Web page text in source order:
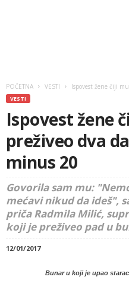
POČETNA VESTI Ispovest žene čiji
VESTI
Ispovest žene
preživeo dva
minus 20
Govorila sam mu:
mećavi nikud da ideš",
priča Radmila Milić,
koji je preživeo pad u
12/01/2017
Bunar u koji je upao